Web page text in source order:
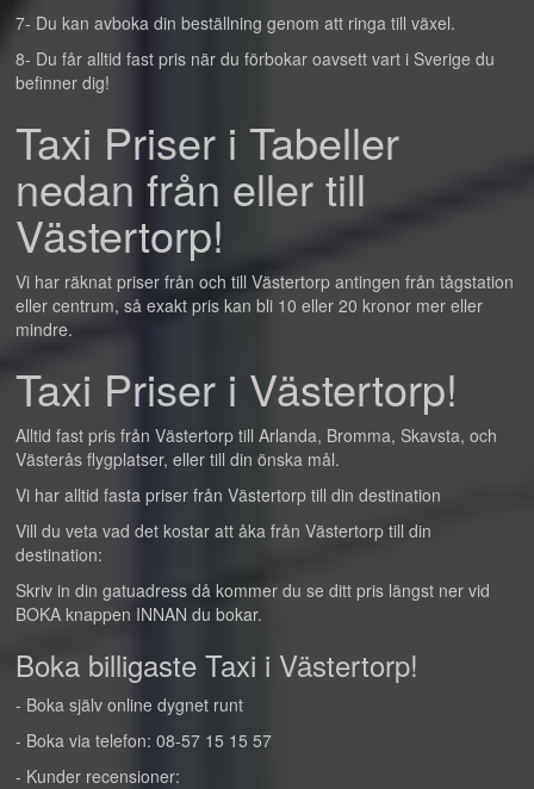
7- Du kan avboka din beställning genom att ringa till växel.
8- Du får alltid fast pris när du förbokar oavsett vart i Sverige du
befinner dig!
Taxi Priser i Tabeller
nedan från eller till
Västertorp!
Vi har räknat priser från och till Västertorp antingen från tågstation
eller centrum, så exakt pris kan bli 10 eller 20 kronor mer eller
mindre.
Taxi Priser i Västertorp!
Alltid fast pris från Västertorp till Arlanda, Bromma, Skavsta, och
Västerås flygplatser, eller till din önska mål.
Vi har alltid fasta priser från Västertorp till din destination
Vill du veta vad det kostar att åka från Västertorp till din
destination:
Skriv in din gatuadress då kommer du se ditt pris längst ner vid
BOKA knappen INNAN du bokar.
Boka billigaste Taxi i Västertorp!
- Boka själv online dygnet runt
- Boka via telefon: 08-57 15 15 57
- Kunder recensioner: